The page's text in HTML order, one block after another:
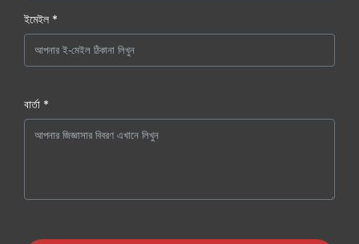
ইমেইল *
বার্তা *